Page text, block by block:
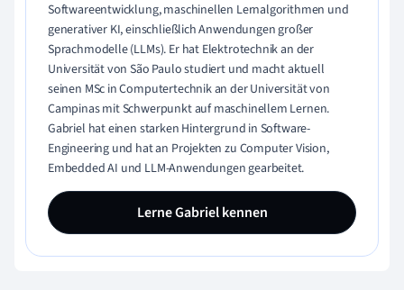
Softwareentwicklung, maschinellen Lernalgorithmen und
generativer KI, einschließlich Anwendungen großer
Sprachmodelle (LLMs). Er hat Elektrotechnik an der
Universität von São Paulo studiert und macht aktuell
seinen MSc in Computertechnik an der Universität von
Campinas mit Schwerpunkt auf maschinellem Lernen.
Gabriel hat einen starken Hintergrund in Software-
Engineering und hat an Projekten zu Computer Vision,
Embedded AI und LLM-Anwendungen gearbeitet.
Lerne Gabriel kennen